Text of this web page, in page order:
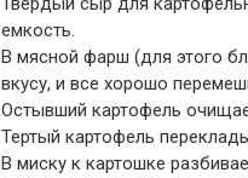
емкость.
В мясной фарш (для этого
вкусу, и все хорошо
Остывший картофель
Тертый картофель
В миску к картошке